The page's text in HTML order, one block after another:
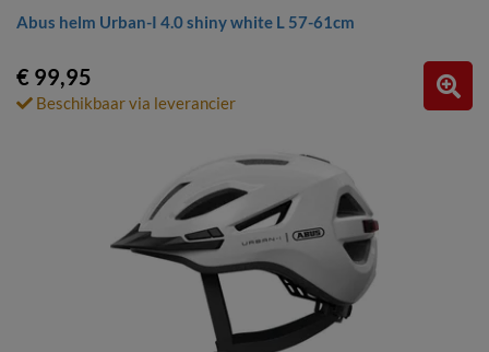
Abus helm Urban-I 4.0 shiny white L 57-61cm
€ 99,95
Beschikbaar via leverancier